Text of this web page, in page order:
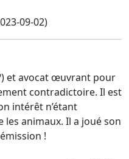
09-02)
et avocat œuvrant pour
contradictoire. Il est
intérêt n’étant
animaux. Il a joué son
!